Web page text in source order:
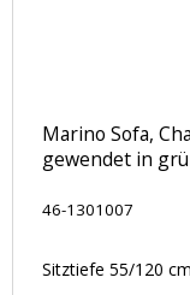
Marino Sofa,
gewendet in
46-1301007
Sitztiefe 55/120